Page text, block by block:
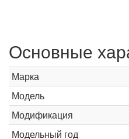
Основные
Марка
Модель
Модификация
Модельный год